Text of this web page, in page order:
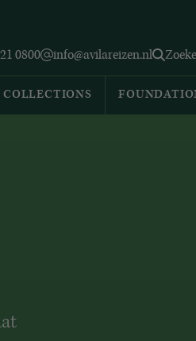
0800 info@avilareizen.nl
COLLECTIONS